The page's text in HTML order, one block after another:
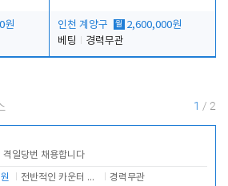
원
인천 계양구 월 2,600,000원
베팅
경력무관
1 / 2
격일당번 채용합니다
전반적인 카운터 업무 경력무관